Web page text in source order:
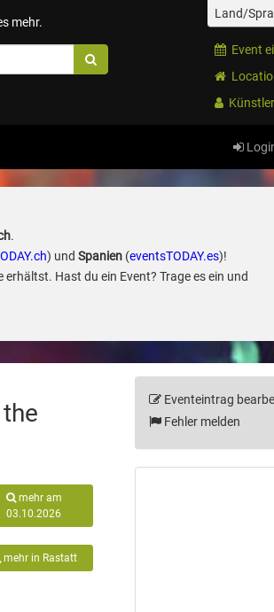
mehr.
Land/
Event
.
) und Spanien(eventsTODAY.es)!
Hast du ein Event? Trage es ein und
mehr am
03.10.2026
mehr in Rastatt
Eventeintrag
Fehler melden